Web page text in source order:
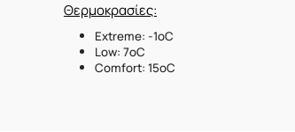
Θερμοκρασίες:
Extreme: -1oC
Low: 7oC
Comfort: 15oC